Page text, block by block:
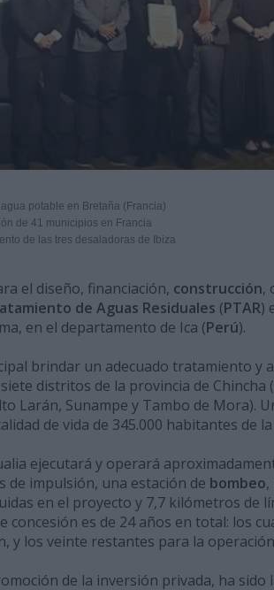
para reducir averías y costes
de 6 ejes Motoman GP215L
multiplicar inventario, urgencias ni costes
digital de pH/ORP de alta presión y alta
potable en Bretaña (Francia)
de 41 municipios en Francia
de las tres desaladoras de Ibiza
el diseño, financiación, construcción,
de Aguas Residuales (PTAR)
en el departamento de Ica (Perú).
brindar un adecuado tratamiento y
distritos de la provincia de Chincha
Larán, Sunampe y Tambo de Mora).
de vida de 345.000 habitantes de
ejecutará y operará
de impulsión, una estación de bombeo
en el proyecto y 7,7 kilómetros de
concesión es de 24 años en total: los
y los veinte restantes para la
de la inversión privada, ha sido